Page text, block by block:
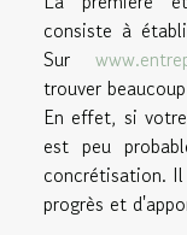
consiste à
Sur
trouver
En effet, si
est peu
concrétisation.
progrès et